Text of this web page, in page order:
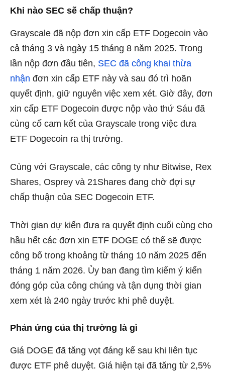
Khi nào SEC sẽ chấp thuận?
Grayscale đã nộp đơn xin cấp ETF Dogecoin vào
cả tháng 3 và ngày 15 tháng 8 năm 2025. Trong
lần nộp đơn đầu tiên, SEC đã công khai thừa
nhận đơn xin cấp ETF này và sau đó trì hoãn
quyết định, giữ nguyên việc xem xét. Giờ đây, đơn
xin cấp ETF Dogecoin được nộp vào thứ Sáu đã
củng cố cam kết của Grayscale trong việc đưa
ETF Dogecoin ra thị trường.
Cùng với Grayscale, các công ty như Bitwise, Rex
Shares, Osprey và 21Shares đang chờ đợi sự
chấp thuận của SEC Dogecoin ETF.
Thời gian dự kiến đưa ra quyết định cuối cùng cho
hầu hết các đơn xin ETF DOGE có thể sẽ được
công bố trong khoảng từ tháng 10 năm 2025 đến
tháng 1 năm 2026. Ủy ban đang tìm kiếm ý kiến
đóng góp của công chúng và tận dụng thời gian
xem xét là 240 ngày trước khi phê duyệt.
Phản ứng của thị trường là gì
Giá DOGE đã tăng vọt đáng kể sau khi liên tục
được ETF phê duyệt. Giá hiện tại đã tăng từ 2,5%